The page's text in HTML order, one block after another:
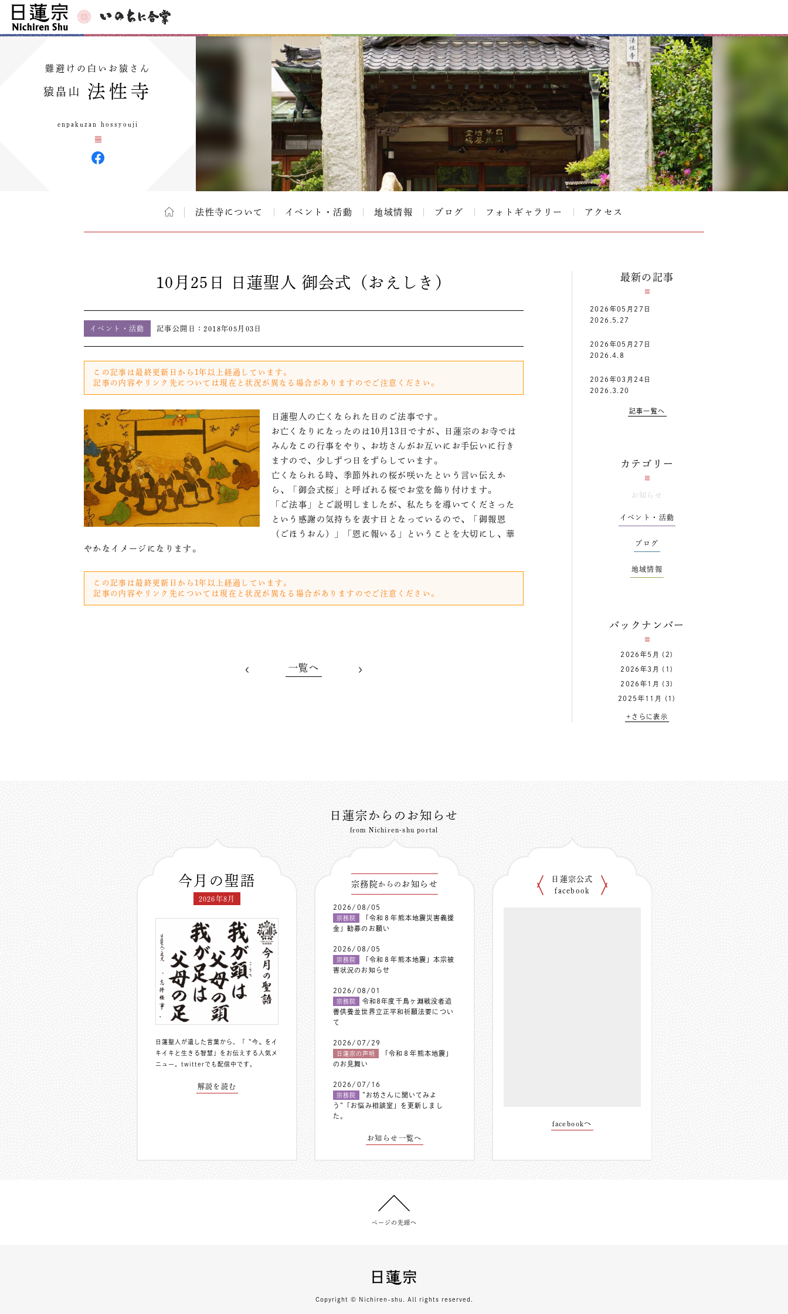
難避けの白いお猿さん
猿畠山 法性寺
enpakuzan hossyouji
法性寺について イベント・活動 地域情報 ブログ フォトギャラリー アクセス
10月25日 日蓮聖人 御会式（おえしき）
イベント・活動 記事公開日：2018年05月03日
この記事は最終更新日から1年以上経過しています。
記事の内容やリンク先については現在と状況が異なる場合がありますのでご注意ください。
日蓮聖人の亡くなられた日のご法事です。
お亡くなりになったのは10月13日ですが、日蓮宗のお寺では
みんなこの行事をやり、お坊さんがお互いにお手伝いに行き
ますので、少しずつ日をずらしています。
亡くなられる時、季節外れの桜が咲いたという言い伝えか
ら、「御会式桜」と呼ばれる桜でお堂を飾り付けます。
「ご法事」とご説明しましたが、私たちを導いてくださった
という感謝の気持ちを表す日となっているので、「御報恩
（ごほうおん）」「恩に報いる」ということを大切にし、華
やかなイメージになります。
この記事は最終更新日から1年以上経過しています。
記事の内容やリンク先については現在と状況が異なる場合がありますのでご注意ください。
一覧へ
最新の記事
2026年05月27日
2026.5.27
2026年05月27日
2026.4.8
2026年03月24日
2026.3.20
記事一覧へ
カテゴリー
お知らせ
イベント・活動
ブログ
地域情報
バックナンバー
2026年5月 (2)
2026年3月 (1)
2026年1月 (3)
2025年11月 (1)
+さらに表示
日蓮宗からのお知らせ
from Nichiren-shu portal
今月の聖語
2026年8月
日蓮聖人が遺した言葉から、「〝今〟をイ
キイキと生きる智慧」をお伝えする人気メ
ニュー。 twitterでも配信中 です。
解説を読む
宗務院からの お知らせ
2026/08/05
宗務院
「令和８年熊本地震災害義援
金」勧募のお願い
2026/08/05
宗務院
「令和８年熊本地震」本宗被
害状況のお知らせ
2026/08/01
宗務院
令和8年度千鳥ヶ淵戦没者追
善供養並世界立正平和祈願法要につい
て
2026/07/29
日蓮宗の声明
「令和８年熊本地震」
のお見舞い
2026/07/16
宗務院
”お坊さんに聞いてみよ
う”「お悩み相談室」を更新しまし
た。
お知らせ一覧へ
日蓮宗公式
facebook
facebookへ
ページの先頭へ
Copyright © Nichiren-shu. All rights reserved.